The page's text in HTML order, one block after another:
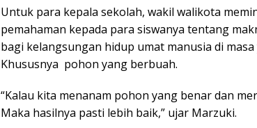
Untuk para kepala sekolah, wakil walikota
pemahaman kepada para siswanya tentang
bagi kelangsungan hidup umat manusia di
Khususnya pohon yang berbuah.
“Kalau kita menanam pohon yang benar dan
Maka hasilnya pasti lebih baik,” ujar Marzuki.